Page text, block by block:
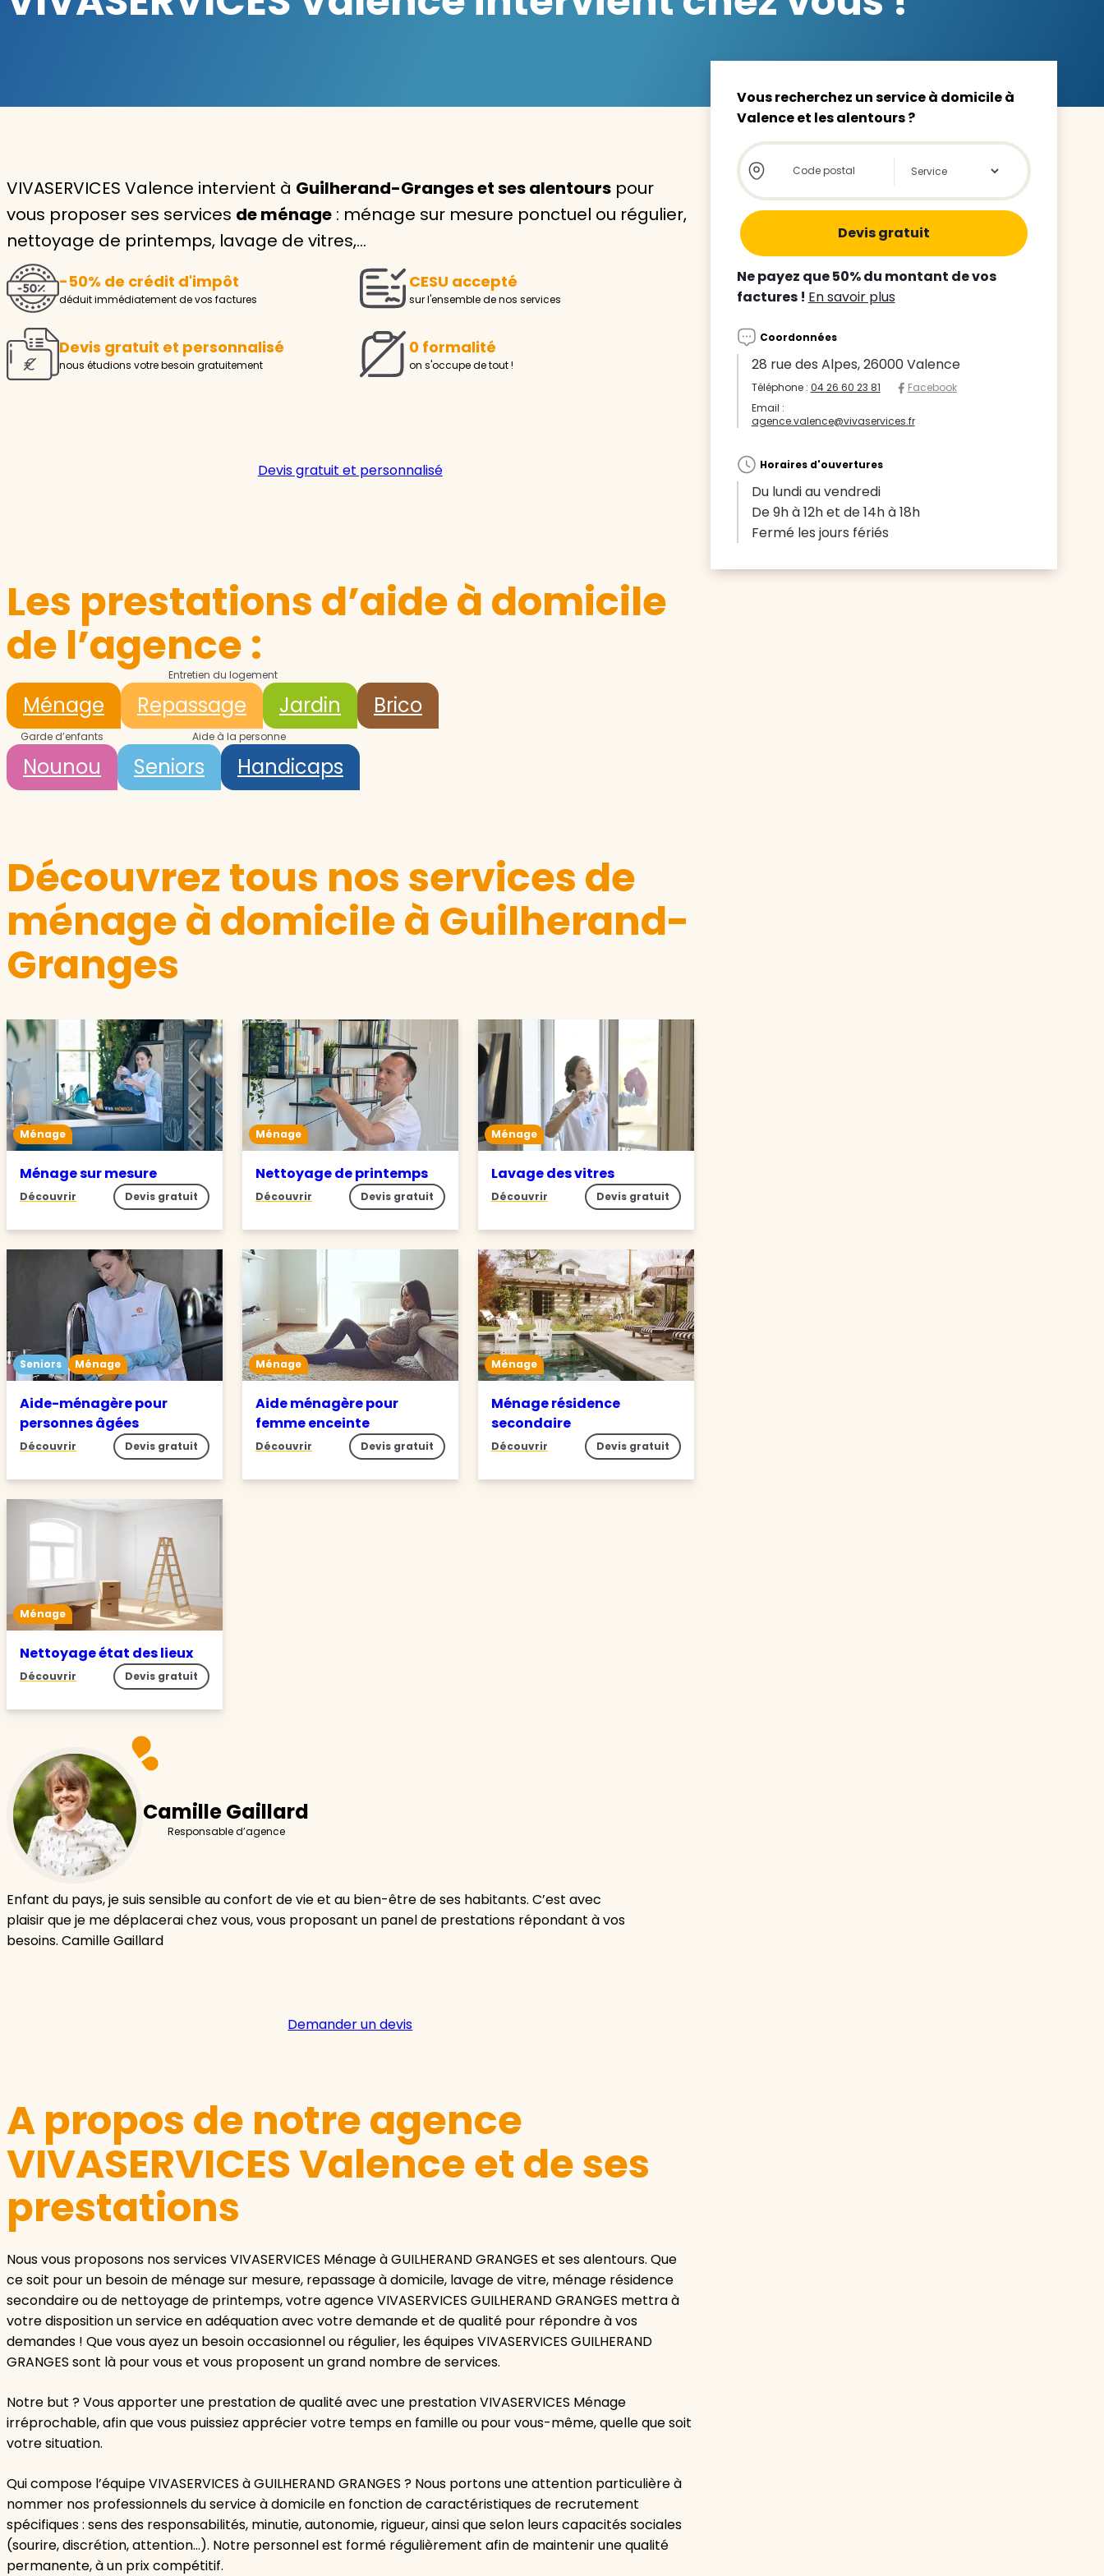
Aide à la personne
Handicaps
Voir tous les services
Avec VIVASERVICES, trouvez le
service à domicile qui vous
correspond !
Pour l’entretien de votre logement, la garde de votre enfant
ou l’accompagnement d’un parent, nos intervenants à
Demander un devis gratuit
Trouver mon agence
VIVASERVICES Valence intervient à Guilherand-Granges et ses alentours pour
vous proposer ses services de ménage : ménage sur mesure ponctuel ou régulier,
nettoyage de printemps, lavage de vitres,…
-50% de crédit d'impôt
déduit immédiatement de vos factures
CESU accepté
sur l'ensemble de nos services
Devis gratuit et personnalisé
nous étudions votre besoin gratuitement
0 formalité
on s'occupe de tout !
Devis gratuit et personnalisé
Les prestations d’aide à domicile
de l’agence :
Entretien du logement
Ménage Repassage Jardin Brico
Garde d’enfants
Nounou
Aide à la personne
Seniors Handicaps
Découvrez tous nos services de
ménage à domicile à Guilherand-
Granges
Ménage
Ménage sur mesure
Découvrir Devis gratuit
Ménage
Nettoyage de printemps
Découvrir Devis gratuit
Ménage
Lavage des vitres
Découvrir Devis gratuit
Seniors Ménage
Aide-ménagère pour
personnes âgées
Découvrir Devis gratuit
Ménage
Aide ménagère pour
femme enceinte
Découvrir Devis gratuit
Ménage
Ménage résidence
secondaire
Découvrir Devis gratuit
Ménage
Nettoyage état des lieux
Découvrir Devis gratuit
Camille Gaillard
Responsable d’agence
Enfant du pays, je suis sensible au confort de vie et au bien-être de ses habitants. C’est avec
plaisir que je me déplacerai chez vous, vous proposant un panel de prestations répondant à vos
besoins. Camille Gaillard
Demander un devis
A propos de notre agence
VIVASERVICES Valence et de ses
prestations
Nous vous proposons nos services VIVASERVICES Ménage à GUILHERAND GRANGES et ses alentours. Que
ce soit pour un besoin de ménage sur mesure, repassage à domicile, lavage de vitre, ménage résidence
secondaire ou de nettoyage de printemps, votre agence VIVASERVICES GUILHERAND GRANGES mettra à
votre disposition un service en adéquation avec votre demande et de qualité pour répondre à vos
demandes ! Que vous ayez un besoin occasionnel ou régulier, les équipes VIVASERVICES GUILHERAND
GRANGES sont là pour vous et vous proposent un grand nombre de services.
Notre but ? Vous apporter une prestation de qualité avec une prestation VIVASERVICES Ménage
irréprochable, afin que vous puissiez apprécier votre temps en famille ou pour vous-même, quelle que soit
votre situation.
Qui compose l’équipe VIVASERVICES à GUILHERAND GRANGES ? Nous portons une attention particulière à
nommer nos professionnels du service à domicile en fonction de caractéristiques de recrutement
spécifiques : sens des responsabilités, minutie, autonomie, rigueur, ainsi que selon leurs capacités sociales
(sourire, discrétion, attention…). Notre personnel est formé régulièrement afin de maintenir une qualité
permanente, à un prix compétitif.
Vous recherchez un service à domicile à
Valence et les alentours ?
Store locator global - Autocompletion
Rechercher
Ne payez que 50% du montant de vos
factures ! En savoir plus
Coordonnées
28 rue des Alpes, 26000 Valence
Téléphone : 04 26 60 23 81
Facebook
Email :
agence.valence@vivaservices.fr
Horaires d'ouvertures
Du lundi au vendredi
De 9h à 12h et de 14h à 18h
Fermé les jours fériés